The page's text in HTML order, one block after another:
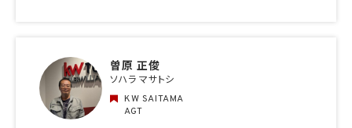
曽原 正俊
ソハラ マサトシ
KW SAITAMA
AGT